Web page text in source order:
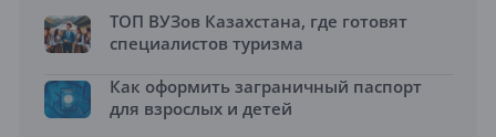
ТОП ВУЗов Казахстана, где готовят
специалистов туризма
Как оформить заграничный паспорт
для взрослых и детей